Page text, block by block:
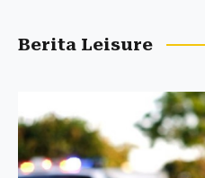
Berita Leisure